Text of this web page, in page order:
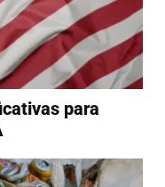
para